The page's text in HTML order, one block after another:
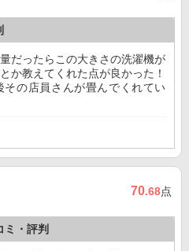
だったらこの大きさの洗濯機が
か教えてくれた点が良かった！
その店員さんが畳んでくれてい
70.68点
ミ・評判